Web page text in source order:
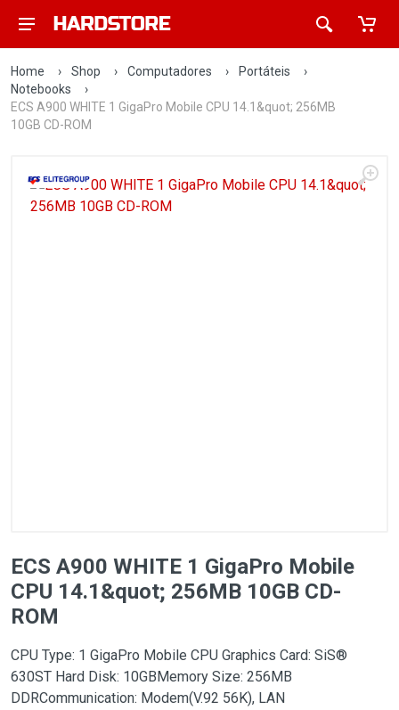
Home › Shop › Computadores › Portáteis
›
Notebooks
›
ECS A900 WHITE 1 GigaPro Mobile CPU 14.1&quot; 256MB
10GB CD-ROM
ECS A900 WHITE 1 GigaPro Mobile
CPU 14.1&quot; 256MB 10GB CD-
ROM
CPU Type: 1 GigaPro Mobile CPU Graphics Card: SiS®
630ST Hard Disk: 10GBMemory Size: 256MB
DDRCommunication: Modem(V.92 56K), LAN